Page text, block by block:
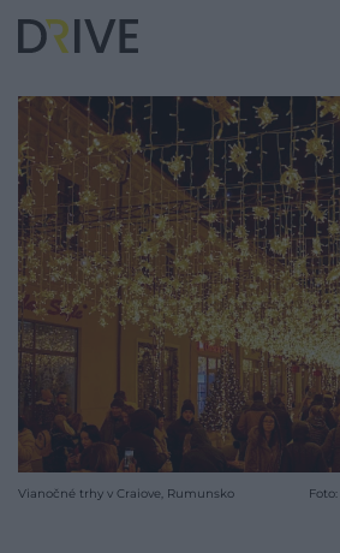
Vianočné trhy v Craiove, Rumunsko Foto: